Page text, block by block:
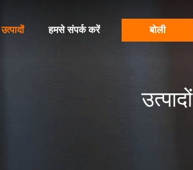
उत्पादों हमसे संपर्क करें बोली
उत्पादों